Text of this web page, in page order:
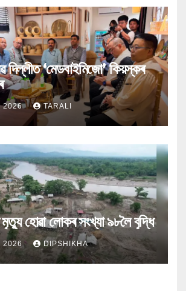
দিল্লীত ‘মেডবাইমিজো’ কিয়স্কৰ
2026 TARALI
হোৱা লোকৰ সংখ্যা ৯৮লৈ বৃদ্ধি
2026 DIPSHIKHA